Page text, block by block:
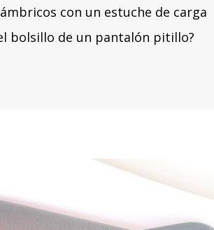
con un estuche de carga
bolsillo de un pantalón pitillo?